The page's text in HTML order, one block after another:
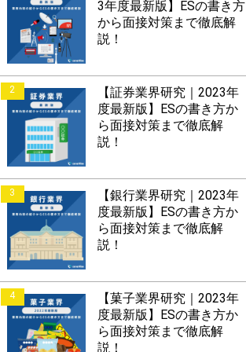
3年度最新版】ESの書き方
から面接対策まで徹底解
説！
2
【証券業界研究｜2023年
度最新版】ESの書き方か
ら面接対策まで徹底解
説！
3
【銀行業界研究｜2023年
度最新版】ESの書き方か
ら面接対策まで徹底解
説！
4
【菓子業界研究｜2023年
度最新版】ESの書き方か
ら面接対策まで徹底解
説！